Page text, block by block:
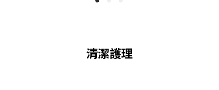
清潔護理